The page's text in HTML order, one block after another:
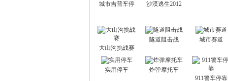
城市吉普车停
沙漠逃生2012
大山沟挑战赛
隧道阻击战
城市赛道
实用停车
炸弹摩托车
911警车停靠